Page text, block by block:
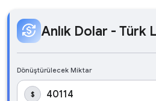
currency_exchange Anlık Dolar - Türk
Dönüştürülecek Miktar
$